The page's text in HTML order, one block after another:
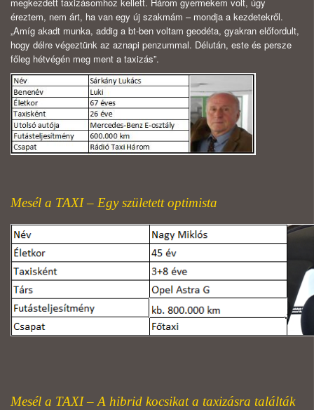
éreztem, nem árt, ha van egy új szakmám – mondja a kezdetekről.
„Amíg akadt munka, addig a bt-ben voltam geodéta, gyakran előfordult,
hogy délre végeztünk az aznapi penzummal. Délután, este és persze
főleg hétvégén meg ment a taxizás”.
Mesél a TAXI – Egy született optimista
Mesél a TAXI – A hibrid kocsikat a taxizásra találták